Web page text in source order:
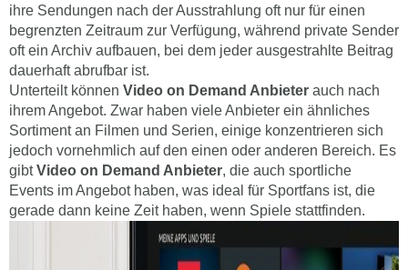
ihre Sendungen nach der Ausstrahlung oft nur für einen
begrenzten Zeitraum zur Verfügung, während private Sender
oft ein Archiv aufbauen, bei dem jeder ausgestrahlte Beitrag
dauerhaft abrufbar ist.
Unterteilt können Video on Demand Anbieter auch nach
ihrem Angebot. Zwar haben viele Anbieter ein ähnliches
Sortiment an Filmen und Serien, einige konzentrieren sich
jedoch vornehmlich auf den einen oder anderen Bereich. Es
gibtVideo on Demand Anbieter, die auch sportliche
Events im Angebot haben, was ideal für Sportfans ist, die
gerade dann keine Zeit haben, wenn Spiele stattfinden.